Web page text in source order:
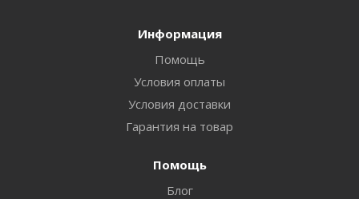
Информация
Помощь
Условия оплаты
Условия доставки
Гарантия на товар
Помощь
Блог